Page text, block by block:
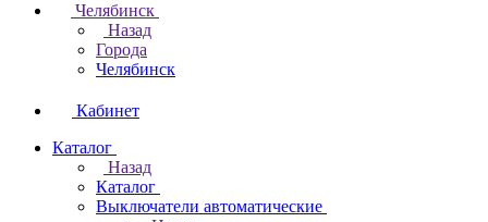
Челябинск
Назад
Города
Челябинск
Кабинет
Каталог
Назад
Каталог
Выключатели автоматические